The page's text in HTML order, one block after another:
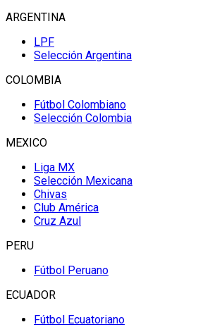
ARGENTINA
LPF
Selección Argentina
COLOMBIA
Fútbol Colombiano
Selección Colombia
MEXICO
Liga MX
Selección Mexicana
Chivas
Club América
Cruz Azul
PERU
Fútbol Peruano
ECUADOR
Fútbol Ecuatoriano